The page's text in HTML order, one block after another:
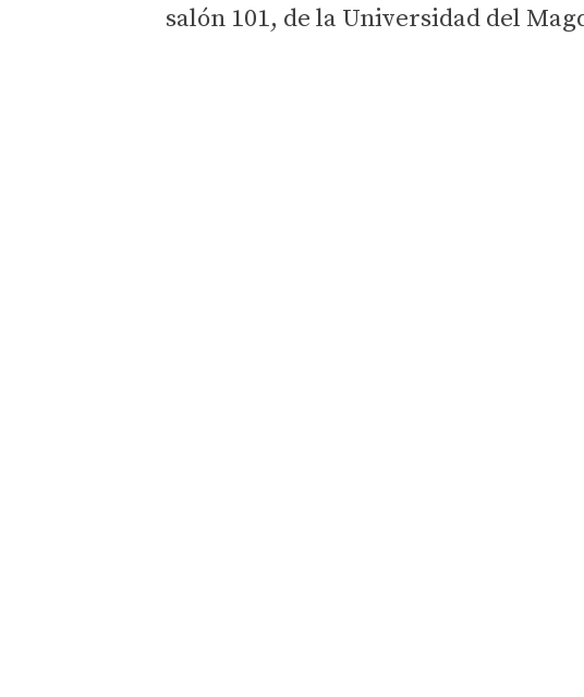
salón 101, de la Universidad del